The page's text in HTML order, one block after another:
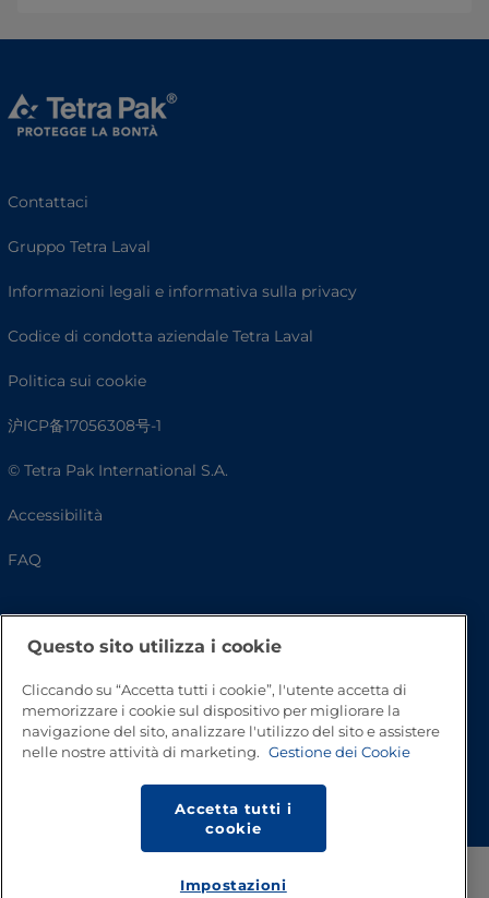
Contattaci
Gruppo Tetra Laval
Informazioni legali e informativa sulla privacy
Codice di condotta aziendale Tetra Laval
Politica sui cookie
沪ICP备17056308号-1
© Tetra Pak International S.A.
Accessibilità
FAQ
Questo sito utilizza i cookie
Cliccando su “Accetta tutti i cookie”, l'utente accetta di
memorizzare i cookie sul dispositivo per migliorare la
navigazione del sito, analizzare l'utilizzo del sito e assistere
nelle nostre attività di marketing. Gestione dei Cookie
Accetta tutti i
cookie
Impostazioni